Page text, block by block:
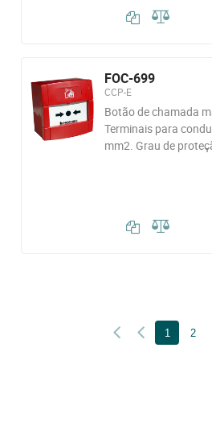
FOC-699
CCP-E
Botão de chamada
Terminais para
mm2. Grau de
1 2